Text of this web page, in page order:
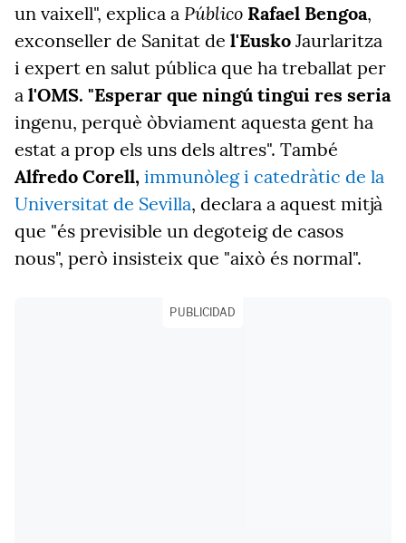
un vaixell", explica a Público Rafael Bengoa,
exconseller de Sanitat de l'Eusko Jaurlaritza
i expert en salut pública que ha treballat per
a l'OMS. "Esperar que ningú tingui res seria
ingenu, perquè òbviament aquesta gent ha
estat a prop els uns dels altres". També
Alfredo Corell, immunòleg i catedràtic de la
Universitat de Sevilla, declara a aquest mitjà
que "és previsible un degoteig de casos
nous", però insisteix que "això és normal".
PUBLICIDAD